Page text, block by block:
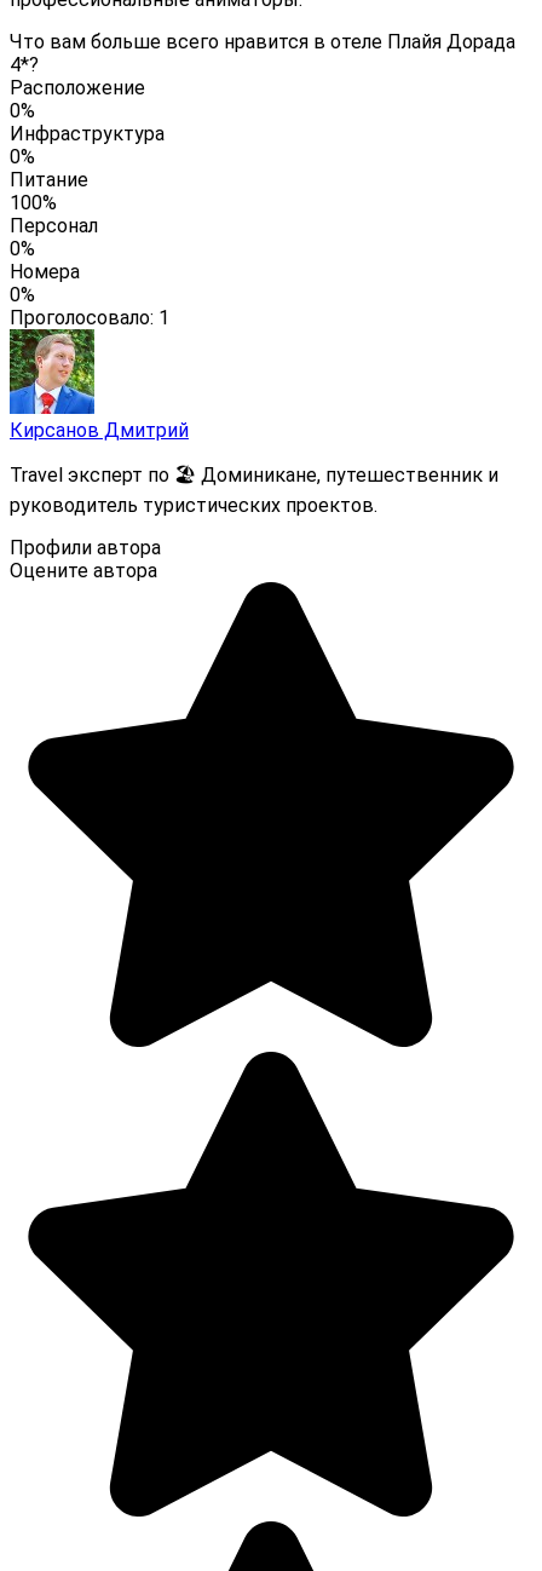
Что вам больше всего нравится в отеле Плайя Дорада
4*?
Расположение
0%
Инфраструктура
0%
Питание
100%
Персонал
0%
Номера
0%
Проголосовало: 1
Кирсанов Дмитрий
Travel эксперт по 🏖️ Доминикане, путешественник и
руководитель туристических проектов.
Профили автора
Оцените автора